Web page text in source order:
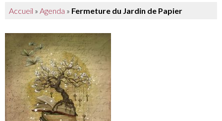
Accueil » Agenda » Fermeture du Jardin de Papier